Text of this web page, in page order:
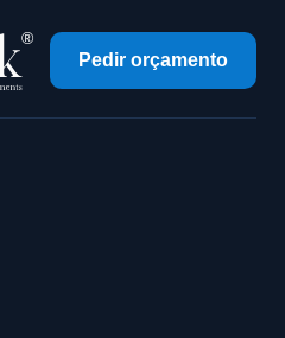
Pedir orçamento